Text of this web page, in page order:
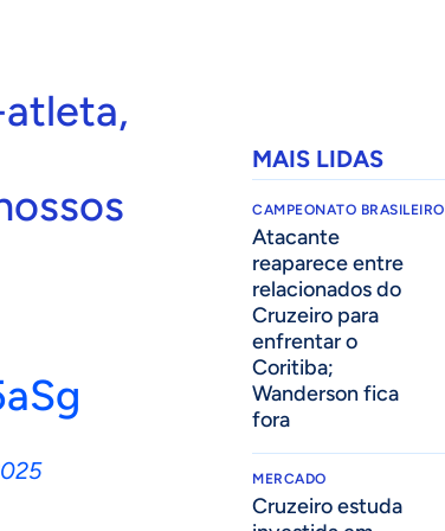
MAIS LIDAS
CAMPEONATO BRASILEIRO
Atacante
reaparece entre
relacionados do
Cruzeiro para
enfrentar o
Coritiba;
Wanderson fica
fora
MERCADO
Cruzeiro estuda